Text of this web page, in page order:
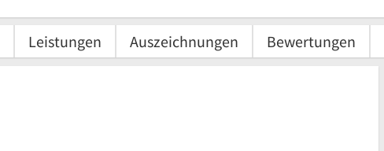
Leistungen Auszeichnungen Bewertungen